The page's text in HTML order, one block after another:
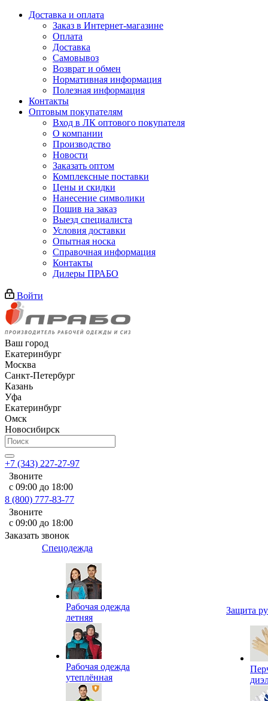
Доставка и оплата
Заказ в Интернет-магазине
Оплата
Доставка
Самовывоз
Возврат и обмен
Нормативная информация
Полезная информация
Контакты
Оптовым покупателям
Вход в ЛК оптового покупателя
О компании
Производство
Новости
Заказать оптом
Комплексные поставки
Цены и скидки
Нанесение символики
Пошив на заказ
Выезд специалиста
Условия доставки
Опытная носка
Справочная информация
Контакты
Дилеры ПРАБО
Войти
Ваш город
Екатеринбург
Москва
Санкт-Петербург
Казань
Уфа
Екатеринбург
Омск
Новосибирск
+7 (343) 227-27-97
Звоните
с 09:00 до 18:00
8 (800) 777-83-77
Звоните
с 09:00 до 18:00
Заказать звонок
Спецодежда
Рабочая одежда
летняя
Рабочая одежда
утеплённая
Защита